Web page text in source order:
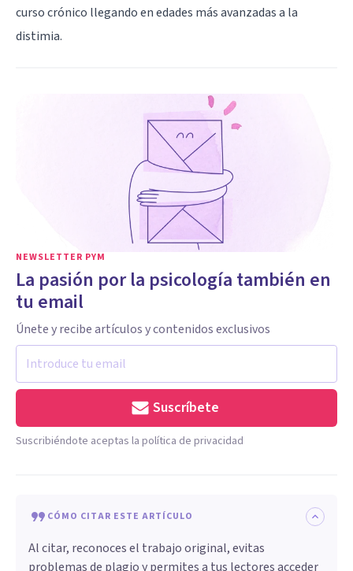
curso crónico llegando en edades más avanzadas a la
distimia.
NEWSLETTER PYM
La pasión por la psicología también en
tu email
Únete y recibe artículos y contenidos exclusivos
Suscríbete
Suscribiéndote aceptas la política de privacidad
CÓMO CITAR ESTE ARTÍCULO
Al citar, reconoces el trabajo original, evitas
problemas de plagio y permites a tus lectores acceder